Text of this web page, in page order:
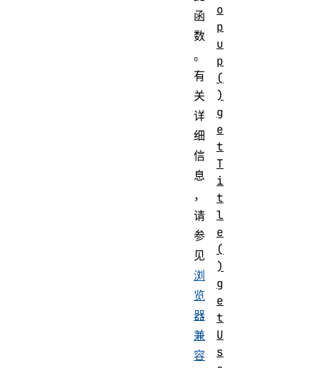
函
数
。
有
关
详
细
信
息
，
请
参
见
浏
览
器
兼
容
o
p
u
p
(
)
g
e
t
T
i
t
l
e
(
)
g
e
t
U
s